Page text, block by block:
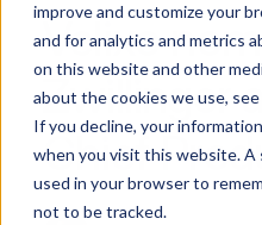
improve and customize your
and for analytics and metrics
on this website and other
about the cookies we use, see
If you decline, your
when you visit this website. A
used in your browser to
not to be tracked.
Velixo
Zwillinger
Chief